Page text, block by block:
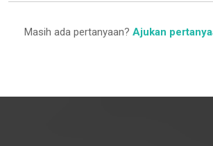
Masih ada pertanyaan? Ajukan